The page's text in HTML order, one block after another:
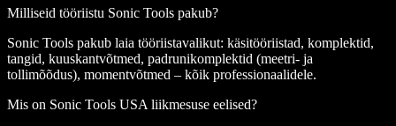
Milliseid tööriistu Sonic Tools pakub?
Sonic Tools pakub laia tööriistavalikut: käsitööriistad, komplektid,
tangid, kuuskantvõtmed, padrunikomplektid (meetri- ja
tollimõõdus), momentvõtmed – kõik professionaalidele.
Mis on Sonic Tools USA liikmesuse eelised?